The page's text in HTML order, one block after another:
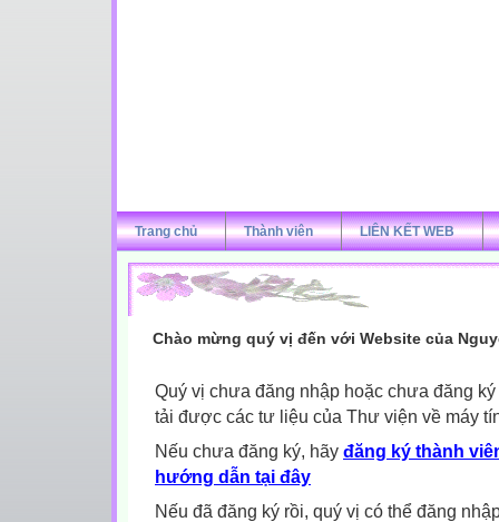
Trang chủ Thành viên LIÊN KẾT WEB
Chào mừng quý vị đến với Website của
Quý vị chưa đăng nhập hoặc chưa đăng
tải được các tư liệu của Thư viện về máy
Nếu chưa đăng ký, hãy đăng ký thành
hướng dẫn tại đây
Nếu đã đăng ký rồi, quý vị có thể đăng